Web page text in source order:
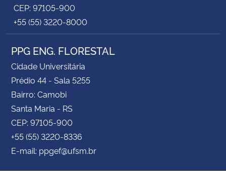
Gabinete de Segurança Institucional
Advocacia-Geral da União
CEP: 97105-900
+55 (55) 3220-8000
PPG ENG. FLORESTAL
Cidade Universitária
Prédio 44 - Sala 5255
Bairro: Camobi
Santa Maria - RS
CEP: 97105-900
+55 (55) 3220-8336
E-mail: ppgef@ufsm.br